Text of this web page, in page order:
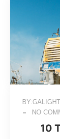
BY:GALIGHT
NO
10